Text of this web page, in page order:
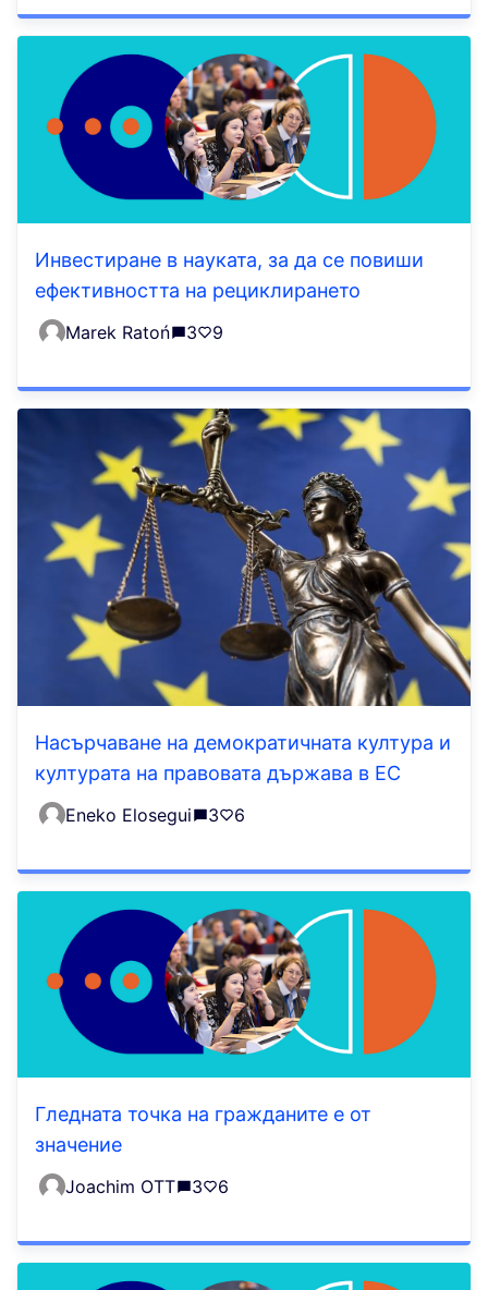
Инвестиране в науката, за да се повиши
ефективността на рециклирането
Marek Ratoń 3 9
Насърчаване на демократичната култура и
културата на правовата държава в ЕС
Eneko Elosegui 3 6
Гледната точка на гражданите е от
значение
Joachim OTT 3 6